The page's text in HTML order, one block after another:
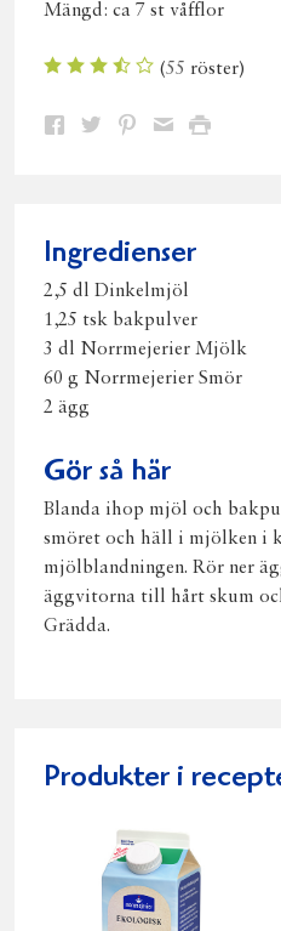
Mängd: ca 7 st våfflor
(55 röster)
Dela Dela Dela DelaSkriv
Ingredienser
2,5 dl Dinkelmjöl
1,25 tsk bakpulver
3 dl Norrmejerier Mjölk
60 g Norrmejerier Smör
2 ägg
Gör så här
Blanda ihop mjöl och
smöret och häll i mjölken i
mjölblandningen. Rör ner
äggvitorna till hårt skum
Grädda.
Produkter i